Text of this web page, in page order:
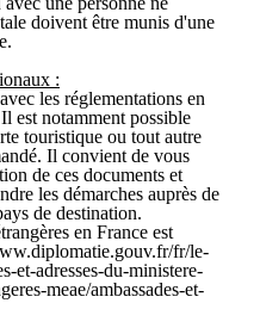
doivent être munis d'une
:
les réglementations en
est notamment possible
touristique ou tout autre
Il convient de vous
de ces documents et
les démarches auprès de
de destination.
en France est
fr/le-
et-adresses-du-ministere-
meae/ambassades-et-